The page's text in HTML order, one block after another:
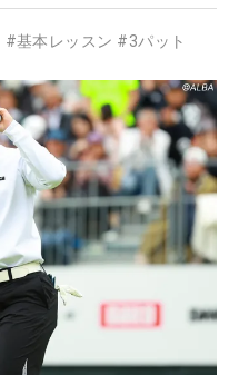
#基本レッスン #3パット